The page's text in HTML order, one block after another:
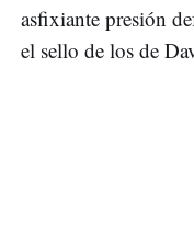
asfixiante presión
el sello de los de